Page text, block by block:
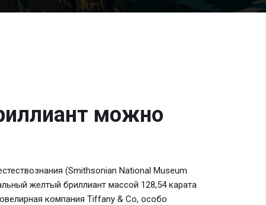
можно
(Smithsonian National Museum
желтый бриллиант массой 128,54 карата
компания Tiffany & Co, особо